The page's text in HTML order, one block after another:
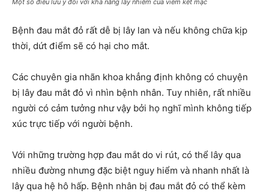
Bệnh đau mắt đỏ rất dễ bị lây lan và nếu không chữa kịp
thời, dứt điểm sẽ có hại cho mắt.
Các chuyên gia nhãn khoa khẳng định không có chuyện
bị lây đau mắt đỏ vì nhìn bệnh nhân. Tuy nhiên, rất nhiều
người có cảm tưởng như vậy bởi họ nghĩ mình không tiếp
xúc trực tiếp với người bệnh.
Với những trường hợp đau mắt do vi rút, có thể lây qua
nhiều đường nhưng đặc biệt nguy hiểm và nhanh nhất là
lây qua hệ hô hấp. Bệnh nhân bị đau mắt đỏ có thể kèm